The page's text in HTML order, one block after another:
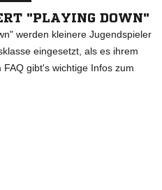
"PLAYING DOWN"
werden kleinere Jugendspieler
eingesetzt, als es ihrem
gibt's wichtige Infos zum